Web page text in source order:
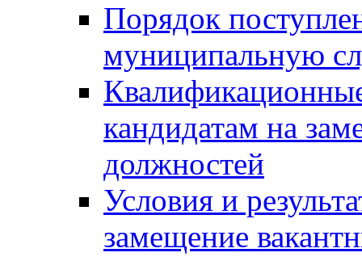
Порядок
муниципальную
кандидатам на
должностей
Условия и
замещение